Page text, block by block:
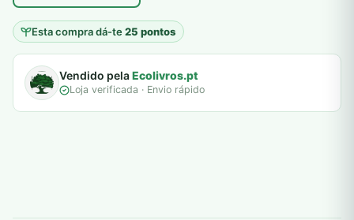
Esta compra dá-te25 pontos
Vendido pelaEcolivros.pt
Loja verificada · Envio rápido